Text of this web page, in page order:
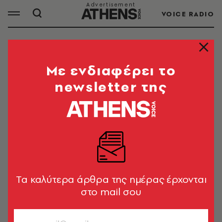
VOICE RADIO
ΜΑΡΚΕΤΙΝΓΚ
μάρκετινγκ (marketing),συνίσταται στην
οργανωμένη προσπάθεια μίας επιχείρησης
ενός οργανισμού να ικανοποιήσει τις ανάγκες
αλλά και τις επιθυμίες των καταναλωτών.
ΟΛΑ ΤΑ ΑΡΘΡΑ ΤΟΥ TAG
ΜΑΡΚΕΤΙΝΓΚ
Mε ενδιαφέρει το
newsletter της
Tα καλύτερα άρθρα της ημέρας έρχονται
στο mail σου